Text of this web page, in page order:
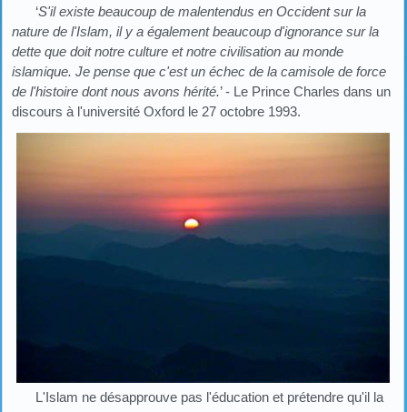
‘S'il existe beaucoup de malentendus en Occident sur la
nature de l'Islam, il y a également beaucoup d'ignorance sur la
dette que doit notre culture et notre civilisation au monde
islamique. Je pense que c'est un échec de la camisole de force
de l'histoire dont nous avons hérité.’ - Le Prince Charles dans un
discours à l'université Oxford le 27 octobre 1993.
L'Islam ne désapprouve pas l'éducation et prétendre qu'il la